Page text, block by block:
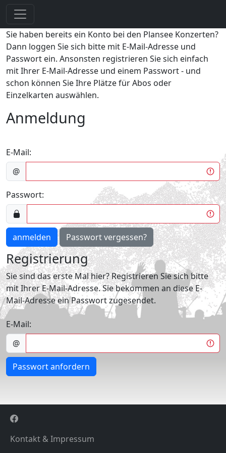
Sie haben bereits ein Konto bei den Plansee Konzerten?
Dann loggen Sie sich bitte mit E-Mail-Adresse und
Passwort ein. Ansonsten registrieren Sie sich einfach
mit Ihrer E-Mail-Adresse und einem Passwort - und
schon können Sie Ihre Plätze für Abos oder
Einzelkarten auswählen.
Anmeldung
E-Mail:
@
Passwort:
anmelden Passwort vergessen?
Registrierung
Sie sind das erste Mal hier? Registrieren Sie sich bitte
mit Ihrer E-Mail-Adresse. Sie bekommen an diese E-
Mail-Adresse ein Passwort zugesendet.
E-Mail:
@
Passwort anfordern
Kontakt & Impressum